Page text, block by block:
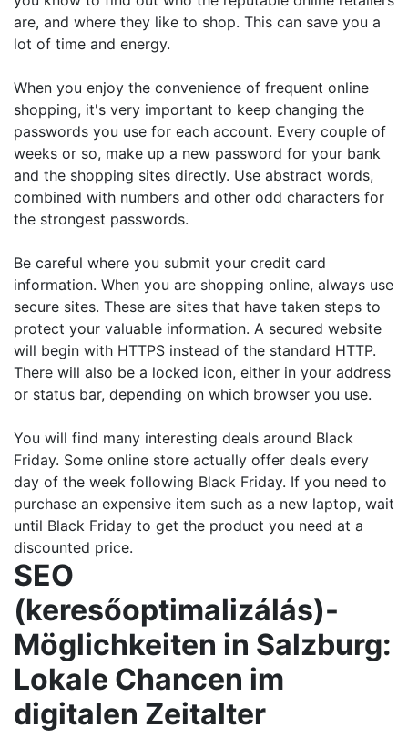
are, and where they like to shop. This can save you a
lot of time and energy.
When you enjoy the convenience of frequent online
shopping, it's very important to keep changing the
passwords you use for each account. Every couple of
weeks or so, make up a new password for your bank
and the shopping sites directly. Use abstract words,
combined with numbers and other odd characters for
the strongest passwords.
Be careful where you submit your credit card
information. When you are shopping online, always use
secure sites. These are sites that have taken steps to
protect your valuable information. A secured website
will begin with HTTPS instead of the standard HTTP.
There will also be a locked icon, either in your address
or status bar, depending on which browser you use.
You will find many interesting deals around Black
Friday. Some online store actually offer deals every
day of the week following Black Friday. If you need to
purchase an expensive item such as a new laptop, wait
until Black Friday to get the product you need at a
discounted price.
SEO
(keresőoptimalizálás)-
Möglichkeiten in Salzburg:
Lokale Chancen im
digitalen Zeitalter